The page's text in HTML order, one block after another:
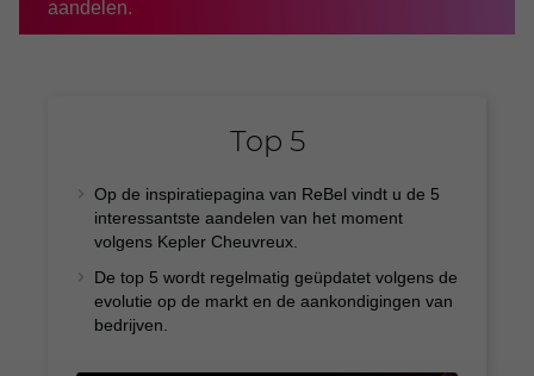
aandelen.
Top 5
Op de inspiratiepagina van ReBel vindt u de 5
interessantste aandelen van het moment
volgens Kepler Cheuvreux.
De top 5 wordt regelmatig geüpdatet volgens de
evolutie op de markt en de aankondigingen van
bedrijven.